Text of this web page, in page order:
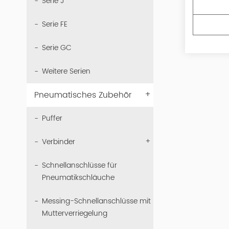
Serie FE
Serie GC
Weitere Serien
Pneumatisches Zubehör +
Puffer
Verbinder
+
Schnellanschlüsse für
Pneumatikschläuche
Messing-Schnellanschlüsse mit
Mutterverriegelung